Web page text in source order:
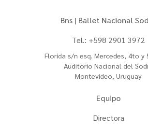
Bns | Ballet Nacional
Tel.: +598 2901 3972
Florida s/n esq. Mercedes, 4to y
Auditorio Nacional del
Montevideo, Uruguay
Equipo
Directora